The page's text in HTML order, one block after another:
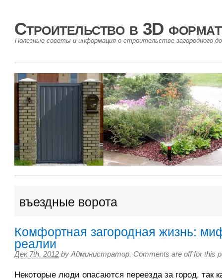
Строительство в 3D
Полезные советы и информация о строительстве загородного
въездные ворота
Комфортная загородная жизнь:
реалии
Дек 7th, 2012 by Администратор. Comments are off for this
Некоторые люди опасаются переезда за город, так